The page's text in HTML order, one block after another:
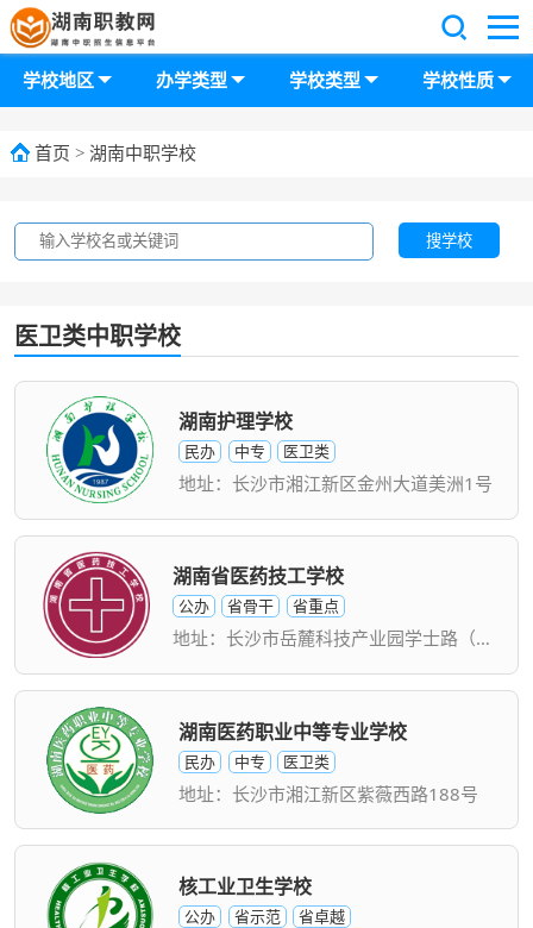
首页 > 湖南中职学校
学校地区 办学类型 学校类型 学校性质
搜学校
医卫类中职学校
湖南护理学校
民办 中专 医卫类
地址：长沙市湘江新区金州大道美洲1号
湖南省医药技工学校
公办 省骨干 省重点
地址：长沙市岳麓科技产业园学士路（含浦校区）
湖南医药职业中等专业学校
民办 中专 医卫类
地址：长沙市湘江新区紫薇西路188号
核工业卫生学校
公办 省示范 省卓越